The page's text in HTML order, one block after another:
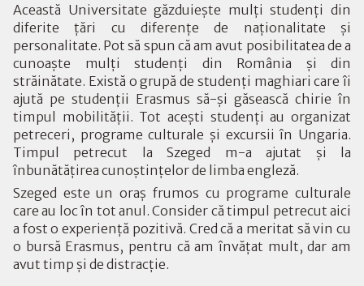
Această Universitate găzduieşte mulţi studenţi din
diferite ţări cu diferenţe de naţionalitate şi
personalitate. Pot să spun că am avut posibilitatea de a
cunoaşte mulţi studenţi din România şi din
străinătate. Există o grupă de studenţi maghiari care îi
ajută pe studenţii Erasmus să-şi găsească chirie în
timpul mobilităţii. Tot aceşti studenţi au organizat
petreceri, programe culturale şi excursii în Ungaria.
Timpul petrecut la Szeged m-a ajutat şi la
înbunătăţirea cunoştinţelor de limba engleză.
Szeged este un oraş frumos cu programe culturale
care au loc în tot anul. Consider că timpul petrecut aici
a fost o experienţă pozitivă. Cred că a meritat să vin cu
o bursă Erasmus, pentru că am învăţat mult, dar am
avut timp şi de distracţie.